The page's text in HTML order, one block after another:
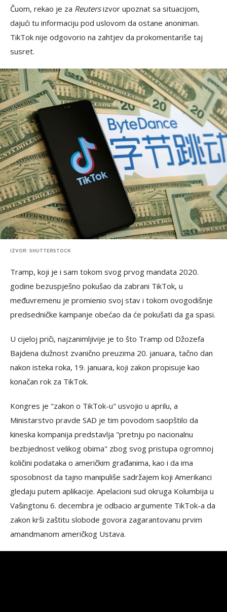
Čuom, rekao je za Reutersizvor upoznat sa situacijom,
dajući tu informaciju pod uslovom da ostane anoniman.
TikTok nije odgovorio na zahtjev da prokomentariše taj
susret.
IZVOR: SHUTTERSTOCK
Tramp, koji je i sam tokom svog prvog mandata 2020.
godine bezuspješno pokušao da zabrani TikTok, u
međuvremenu je promienio svoj stav i tokom ovogodišnje
predsedničke kampanje obećao da će pokušati da ga spasi.
U cijeloj priči, najzanimljivije je to što Tramp od Džozefa
Bajdena dužnost zvanično preuzima 20. januara, tačno dan
nakon isteka roka, 19. januara, koji zakon propisuje kao
konačan rok za TikTok.
Kongres je "zakon o TikTok-u" usvojio u aprilu, a
Ministarstvo pravde SAD je tim povodom saopštilo da
kineska kompanija predstavlja "pretnju po nacionalnu
bezbjednost velikog obima" zbog svog pristupa ogromnoj
količini podataka o američkim građanima, kao i da ima
sposobnost da tajno manipuliše sadržajem koji Amerikanci
gledaju putem aplikacije. Apelacioni sud okruga Kolumbija u
Vašingtonu 6. decembra je odbacio argumente TikTok-a da
zakon krši zaštitu slobode govora zagarantovanu prvim
amandmanom američkog Ustava.